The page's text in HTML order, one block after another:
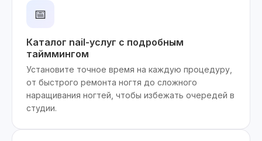
📅
Каталог nail-услуг с подробным
тайммингом
Установите точное время на каждую процедуру,
от быстрого ремонта ногтя до сложного
наращивания ногтей, чтобы избежать очередей в
студии.